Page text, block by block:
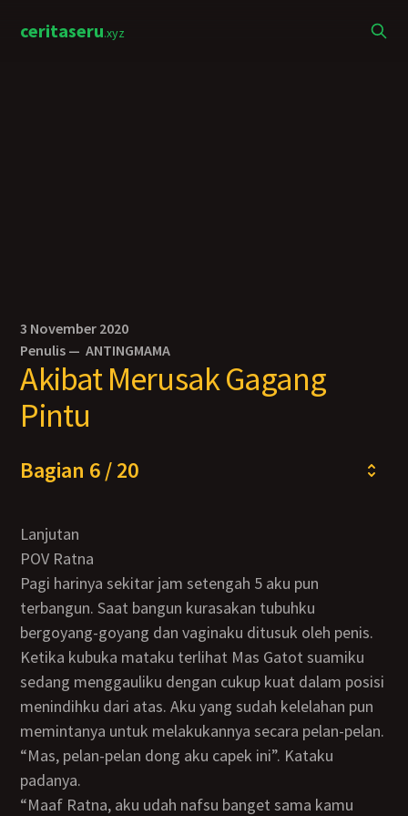
ceritaseru.xyz
3 November 2020
Penulis —ANTINGMAMA
Akibat Merusak Gagang
Pintu
Bagian 6 / 20
Lanjutan
POV Ratna
Pagi harinya sekitar jam setengah 5 aku pun
terbangun. Saat bangun kurasakan tubuhku
bergoyang-goyang dan vaginaku ditusuk oleh penis.
Ketika kubuka mataku terlihat Mas Gatot suamiku
sedang menggauliku dengan cukup kuat dalam posisi
menindihku dari atas. Aku yang sudah kelelahan pun
memintanya untuk melakukannya secara pelan-pelan.
“Mas, pelan-pelan dong aku capek ini”. Kataku
padanya.
“Maaf Ratna, aku udah nafsu banget sama kamu